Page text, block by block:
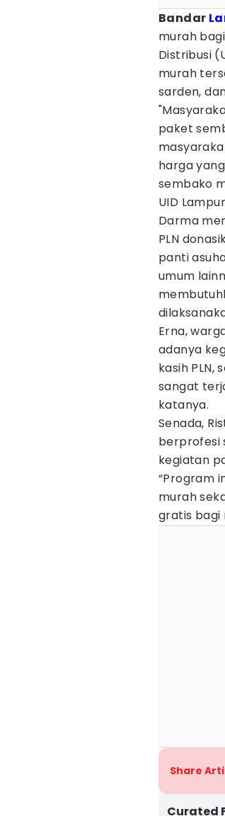
Bandar
murah
Distribusi
murah
sarden,
paket
harga
sembako
UID
Darma
PLN
panti
umum
Erna,
adanya
kasih
sangat
katanya.
Senada,
berprofesi
kegiatan
“Program
murah
gratis bagi
Share
Curated